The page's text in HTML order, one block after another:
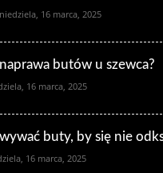
niedziela, 16 marca, 2025
butów u szewca?
16 marca, 2025
buty, by się nie
16 marca, 2025